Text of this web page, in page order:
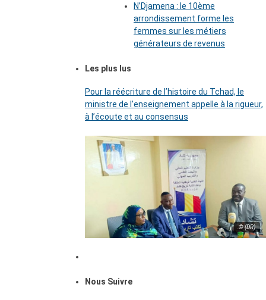
N’Djamena : le 10ème
arrondissement forme les
femmes sur les métiers
générateurs de revenus
Les plus lus
Pour la réécriture de l’histoire du Tchad, le
ministre de l’enseignement appelle à la rigueur,
à l’écoute et au consensus
© (DR)
Nous Suivre